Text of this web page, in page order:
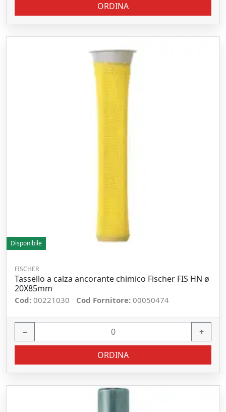
ORDINA
Disponibile
FISCHER
Tassello a calza ancorante chimico Fischer FIS HN ø
20X85mm
Cod: 00221030 Cod Fornitore: 00050474
− +
ORDINA